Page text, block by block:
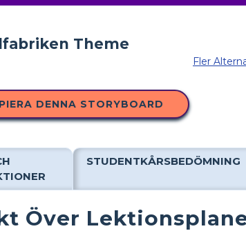
Fler
DENNA STORYBOARD
STUDENTKÅRSBEDÖMNING
Över